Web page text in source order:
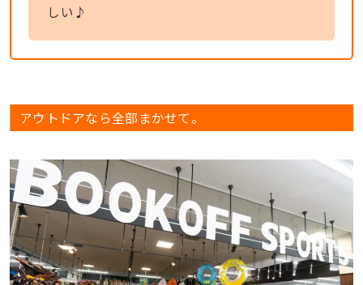
しい♪
アウトドアなら全部まかせて。